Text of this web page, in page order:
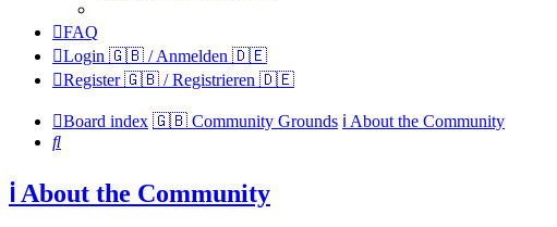
FAQ
Login 🇬🇧 / Anmelden 🇩🇪
Register 🇬🇧 / Registrieren 🇩🇪
Board index 🇬🇧 Community Grounds ℹ️ About the Community
Search
ℹ️ About the Community